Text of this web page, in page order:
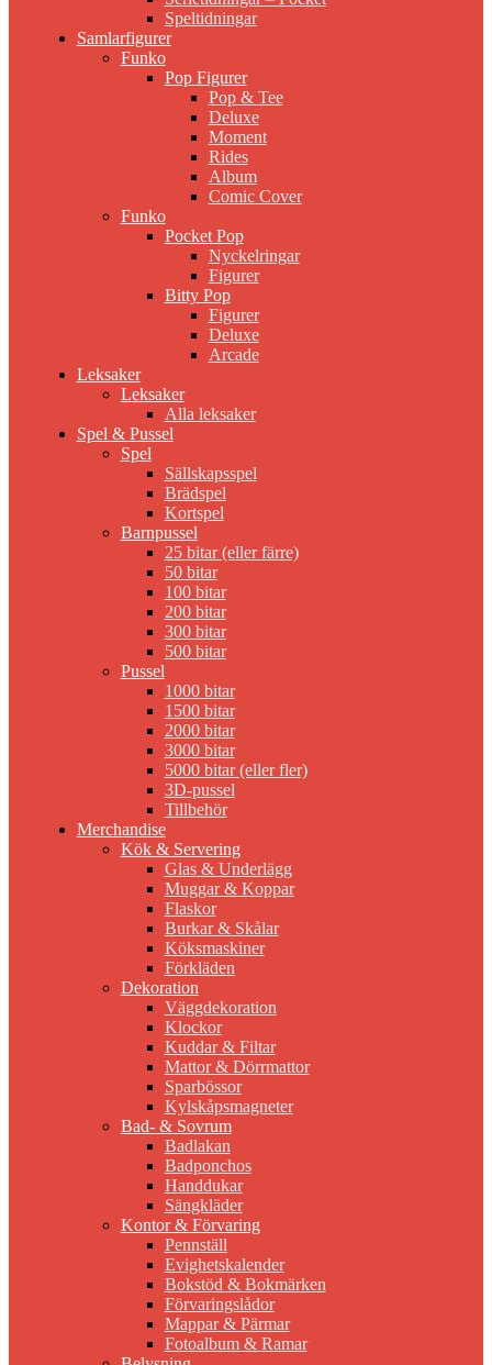
Speltidningar
Samlarfigurer
Funko
Pop Figurer
Pop & Tee
Deluxe
Moment
Rides
Album
Comic Cover
Funko
Pocket Pop
Nyckelringar
Figurer
Bitty Pop
Figurer
Deluxe
Arcade
Leksaker
Leksaker
Alla leksaker
Spel & Pussel
Spel
Sällskapsspel
Brädspel
Kortspel
Barnpussel
25 bitar (eller färre)
50 bitar
100 bitar
200 bitar
300 bitar
500 bitar
Pussel
1000 bitar
1500 bitar
2000 bitar
3000 bitar
5000 bitar (eller fler)
3D-pussel
Tillbehör
Merchandise
Kök & Servering
Glas & Underlägg
Muggar & Koppar
Flaskor
Burkar & Skålar
Köksmaskiner
Förkläden
Dekoration
Väggdekoration
Klockor
Kuddar & Filtar
Mattor & Dörrmattor
Sparbössor
Kylskåpsmagneter
Bad- & Sovrum
Badlakan
Badponchos
Handdukar
Sängkläder
Kontor & Förvaring
Pennställ
Evighetskalender
Bokstöd & Bokmärken
Förvaringslådor
Mappar & Pärmar
Fotoalbum & Ramar